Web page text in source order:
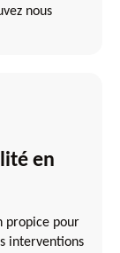
nous
en
propice pour
interventions